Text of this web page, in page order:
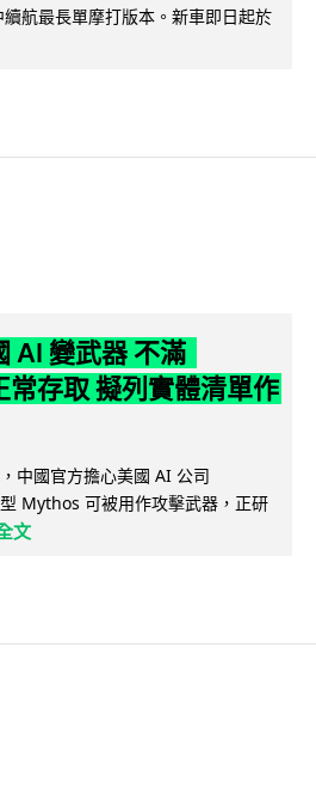
航最長單摩打版本。新車即日起於
AI 變武器 不滿
存取 擬列實體清單作
中國官方擔心美國 AI 公司
Mythos 可被用作攻擊武器，正研
文